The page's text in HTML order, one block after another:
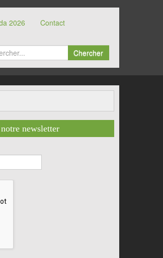
2026 Contact
Chercher
newsletter